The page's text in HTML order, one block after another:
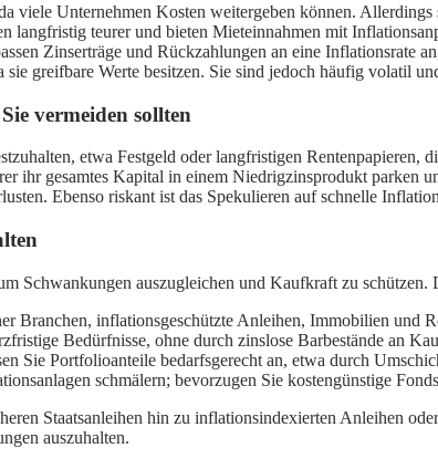
viele Unternehmen Kosten weitergeben können.
teurer und bieten Mieteinnahmen mit
Zinserträge und Rückzahlungen an eine Inflationsrate
greifbare Werte besitzen. Sie sind jedoch häufig volatil
vermeiden sollten
etwa Festgeld oder langfristigen
ihr gesamtes Kapital in einem Niedrigzinsprodukt
Ebenso riskant ist das Spekulieren auf schnelle
Schwankungen auszugleichen und Kaufkraft zu schützen.
Branchen, inflationsgeschützte Anleihen, Immobilien und
Bedürfnisse, ohne durch zinslose Barbestände an
Sie Portfolioanteile bedarfsgerecht an, etwa durch
schmälern; bevorzugen Sie kostengünstige
Staatsanleihen hin zu inflationsindexierten Anleihen
auszuhalten.